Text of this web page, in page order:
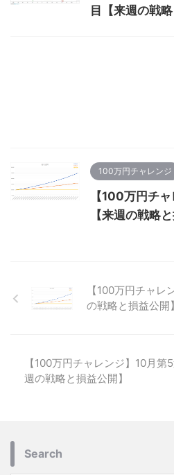
目【来週の戦略
100万円チャレンジ
【100万円チ
【来週の戦略
【100万円チャレ
の戦略と損益公開】
【100万円チャレンジ】10月第
週の戦略と損益公開】
Search